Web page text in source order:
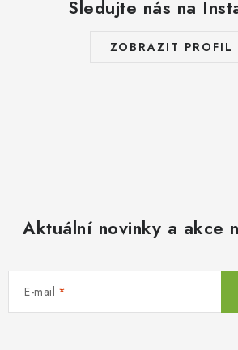
Sledujte nás na
ZOBRAZIT PROFIL
Aktuální novinky a akce
E-mail